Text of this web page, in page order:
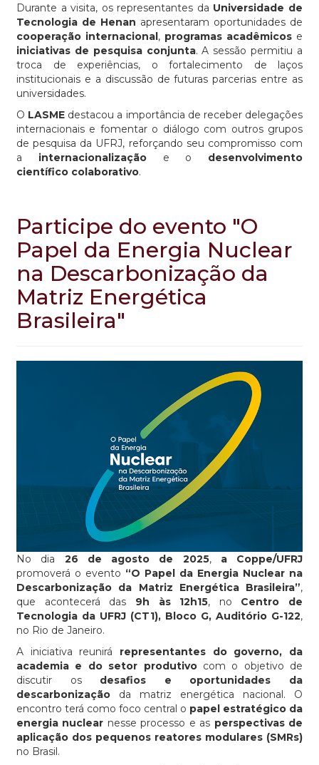
Durante a visita, os representantes da Universidade de
Tecnologia de Henan apresentaram oportunidades de
cooperação internacional, programas acadêmicos e
iniciativas de pesquisa conjunta. A sessão permitiu a
troca de experiências, o fortalecimento de laços
institucionais e a discussão de futuras parcerias entre as
universidades.
O LASME destacou a importância de receber delegações
internacionais e fomentar o diálogo com outros grupos
de pesquisa da UFRJ, reforçando seu compromisso com
a internacionalizaçãoe o desenvolvimento
científico colaborativo.
Participe do evento "O
Papel da Energia Nuclear
na Descarbonização da
Matriz Energética
Brasileira"
No dia 26 de agosto de 2025, a Coppe/UFRJ
promoverá o evento “O Papel da Energia Nuclear na
Descarbonização da Matriz Energética Brasileira”,
que acontecerá das 9h às 12h15, no Centro de
Tecnologia da UFRJ (CT1), Bloco G, Auditório G-122,
no Rio de Janeiro.
A iniciativa reunirá representantes do governo, da
academia e do setor produtivocom o objetivo de
discutir os desafios e oportunidades da
descarbonização da matriz energética nacional. O
encontro terá como foco central o papel estratégico da
energia nuclear nesse processo e as perspectivas de
aplicação dos pequenos reatores modulares (SMRs)
no Brasil.